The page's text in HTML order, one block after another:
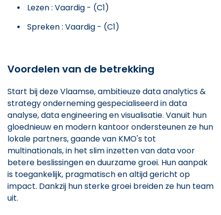
Lezen : Vaardig - (C1)
Spreken : Vaardig - (C1)
Voordelen van de betrekking
Start bij deze Vlaamse, ambitieuze data analytics &
strategy onderneming gespecialiseerd in data
analyse, data engineering en visualisatie. Vanuit hun
gloednieuw en modern kantoor ondersteunen ze hun
lokale partners, gaande van KMO's tot
multinationals, in het slim inzetten van data voor
betere beslissingen en duurzame groei. Hun aanpak
is toegankelijk, pragmatisch en altijd gericht op
impact. Dankzij hun sterke groei breiden ze hun team
uit.